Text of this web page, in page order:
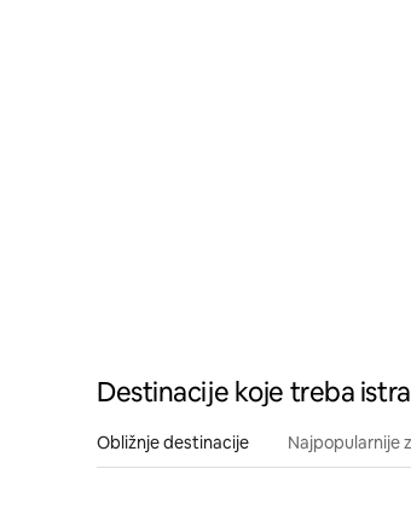
Destinacije koje treba
Obližnje destinacije Najpopularnije